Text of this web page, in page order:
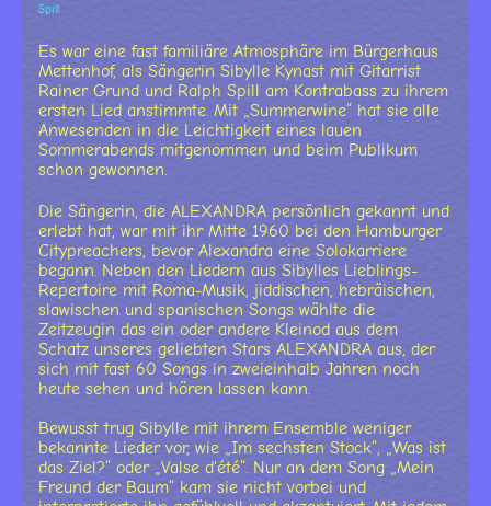
Spill
Es war eine fast familiäre Atmosphäre im Bürgerhaus
Mettenhof, als Sängerin Sibylle Kynast mit Gitarrist
Rainer Grund und Ralph Spill am Kontrabass zu ihrem
ersten Lied anstimmte. Mit „Summerwine“ hat sie alle
Anwesenden in die Leichtigkeit eines lauen
Sommerabends mitgenommen und beim Publikum
schon gewonnen.
Die Sängerin, die ALEXANDRA persönlich gekannt und
erlebt hat, war mit ihr Mitte 1960 bei den Hamburger
Citypreachers, bevor Alexandra eine Solokarriere
begann. Neben den Liedern aus Sibylles Lieblings-
Repertoire mit Roma-Musik, jiddischen, hebräischen,
slawischen und spanischen Songs wählte die
Zeitzeugin das ein oder andere Kleinod aus dem
Schatz unseres geliebten Stars ALEXANDRA aus, der
sich mit fast 60 Songs in zweieinhalb Jahren noch
heute sehen und hören lassen kann.
Bewusst trug Sibylle mit ihrem Ensemble weniger
bekannte Lieder vor, wie „Im sechsten Stock“, „Was ist
das Ziel?“ oder „Valse d'été“. Nur an dem Song „Mein
Freund der Baum“ kam sie nicht vorbei und